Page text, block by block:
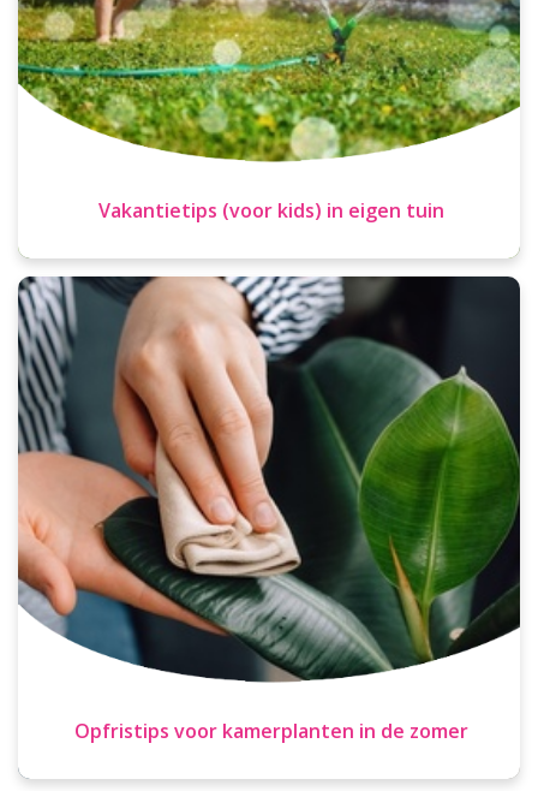
Vakantietips (voor kids) in eigen tuin
Opfristips voor kamerplanten in de zomer